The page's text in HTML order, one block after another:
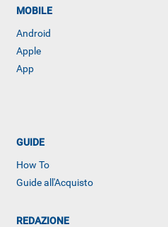
MOBILE
Android
Apple
App
GUIDE
How To
Guide all'Acquisto
REDAZIONE